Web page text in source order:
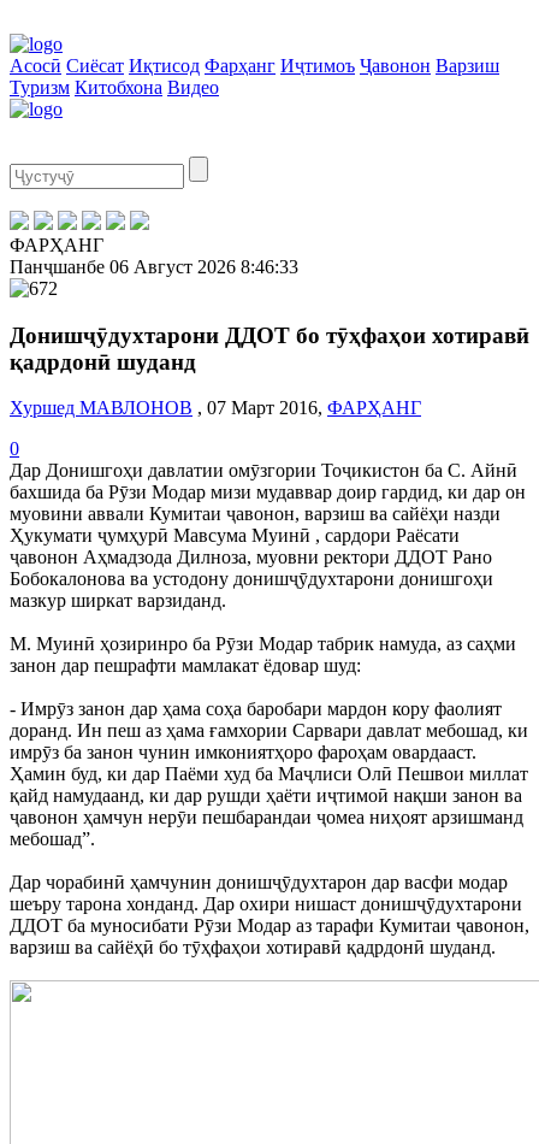
Асосӣ Сиёсат Иқтисод Фарҳанг Иҷтимоъ Ҷавонон Варзиш
Туризм Китобхона Видео
ФАРҲАНГ
Панҷшанбе 06 Август 2026 8:46:34
Донишҷӯдухтарони ДДОТ бо тӯҳфаҳои хотиравӣ
қадрдонӣ шуданд
Хуршед МАВЛОНОВ , 07 Март 2016, ФАРҲАНГ
0
Дар Донишгоҳи давлатии омӯзгории Тоҷикистон ба С. Айнӣ
бахшида ба Рӯзи Модар мизи мудаввар доир гардид, ки дар он
муовини аввали Кумитаи ҷавонон, варзиш ва сайёҳи назди
Ҳукумати ҷумҳурӣ Мавсума Муинӣ , сардори Раёсати
ҷавонон Аҳмадзода Дилноза, муовни ректори ДДОТ Рано
Бобокалонова ва устодону донишҷӯдухтарони донишгоҳи
мазкур ширкат варзиданд.
М. Муинӣ ҳозиринро ба Рӯзи Модар табрик намуда, аз саҳми
занон дар пешрафти мамлакат ёдовар шуд:
- Имрӯз занон дар ҳама соҳа баробари мардон кору фаолият
доранд. Ин пеш аз ҳама ғамхории Сарвари давлат мебошад, ки
имрӯз ба занон чунин имкониятҳоро фароҳам овардааст.
Ҳамин буд, ки дар Паёми худ ба Маҷлиси Олӣ Пешвои миллат
қайд намудаанд, ки дар рушди ҳаёти иҷтимоӣ нақши занон ва
ҷавонон ҳамчун нерӯи пешбарандаи ҷомеа ниҳоят арзишманд
мебошад”.
Дар чорабинӣ ҳамчунин донишҷӯдухтарон дар васфи модар
шеъру тарона хонданд. Дар охири нишаст донишҷӯдухтарони
ДДОТ ба муносибати Рӯзи Модар аз тарафи Кумитаи ҷавонон,
варзиш ва сайёҳӣ бо тӯҳфаҳои хотиравӣ қадрдонӣ шуданд.